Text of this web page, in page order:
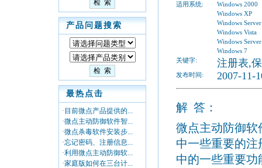
产品问题搜索
最热点击
·目前微点产品提供的...
·微点主动防御软件智...
·微点杀毒软件安装步...
·忘记密码、注册信息...
·利用微点主动防御软...
·家庭版如何在三台计...
适用系统:
Windows 2000
Windows XP
Windows
Windows Vista
Windows
Windows 7
关键字:
注册表,
发布时间: 2007-11-
解 答：
微点主动防御软
中一些重要的
中的一些重要